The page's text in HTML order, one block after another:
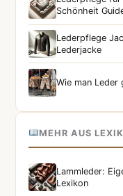
Schönheit
Lederpflege
Lederjacke
Wie man Leder
MEHR AUS
Lammleder:
Lexikon